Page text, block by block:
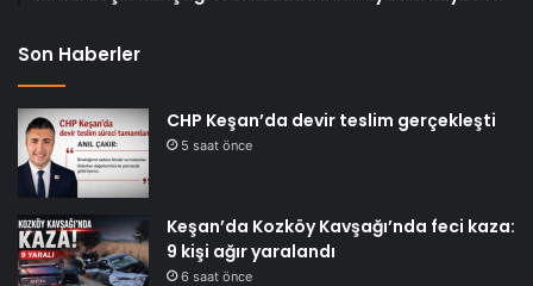
Son Haberler
CHP Keşan’da devir teslim gerçekleşti
5 saat önce
Keşan’da Kozköy Kavşağı’nda feci kaza:
9 kişi ağır yaralandı
6 saat önce